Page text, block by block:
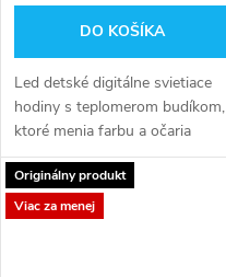
DO KOŠÍKA
Led detské digitálne svietiace
hodiny s teplomerom budíkom,
ktoré menia farbu a očaria
všetky detské oči.
Originálny produkt
Viac za menej